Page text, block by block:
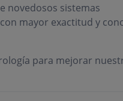
novedosos sistemas
mayor exactitud y
para mejorar